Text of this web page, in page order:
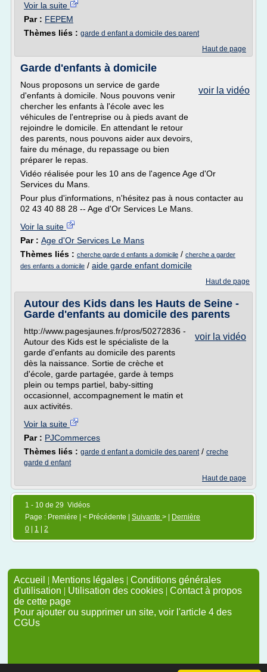
Voir la suite
Par : FEPEM
Thèmes liés : garde d enfant a domicile des parent
Haut de page
Garde d'enfants à domicile
voir la vidéo
Nous proposons un service de garde
d'enfants à domicile. Nous pouvons venir
chercher les enfants à l'école avec les
véhicules de l'entreprise ou à pieds avant de
rejoindre le domicile. En attendant le retour
des parents, nous pouvons aider aux devoirs,
faire du ménage, du repassage ou bien
préparer le repas.
Vidéo réalisée pour les 10 ans de l'agence Age d'Or
Services du Mans.
Pour plus d'informations, n'hésitez pas à nous contacter au
02 43 40 88 28 -- Age d'Or Services Le Mans.
Voir la suite
Par : Age d'Or Services Le Mans
Thèmes liés : cherche garde d enfants a domicile / cherche a garder
des enfants a domicile / aide garde enfant domicile
Haut de page
Autour des Kids dans les Hauts de Seine -
Garde d'enfants au domicile des parents
voir la vidéo
http://www.pagesjaunes.fr/pros/50272836 -
Autour des Kids est le spécialiste de la
garde d'enfants au domicile des parents
dès la naissance. Sortie de crèche et
d'école, garde partagée, garde à temps
plein ou temps partiel, baby-sitting
occasionnel, accompagnement le matin et
aux activités.
Voir la suite
Par : PJCommerces
Thèmes liés : garde d enfant a domicile des parent/ creche
garde d enfant
Haut de page
1 - 10 de 29 Vidéos
Page : Première | < Précédente | Suivante > |
Dernière
0
1 2
Accueil | Mentions légales | Conditions générales
d'utilisation | Utilisation des cookies | Contact à propos
de cette page
Pour ajouter ou supprimer un site, voir l'article 4 des
CGUs